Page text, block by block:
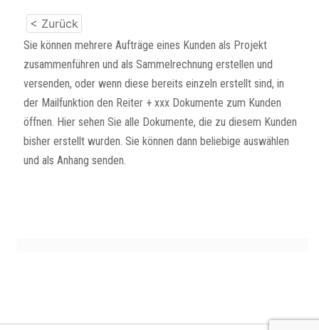
< Zurück
Sie können mehrere Aufträge eines Kunden als Projekt
zusammenführen und als Sammelrechnung erstellen und
versenden, oder wenn diese bereits einzeln erstellt sind, in
der Mailfunktion den Reiter + xxx Dokumente zum Kunden
öffnen. Hier sehen Sie alle Dokumente, die zu diesem Kunden
bisher erstellt wurden. Sie können dann beliebige auswählen
und als Anhang senden.